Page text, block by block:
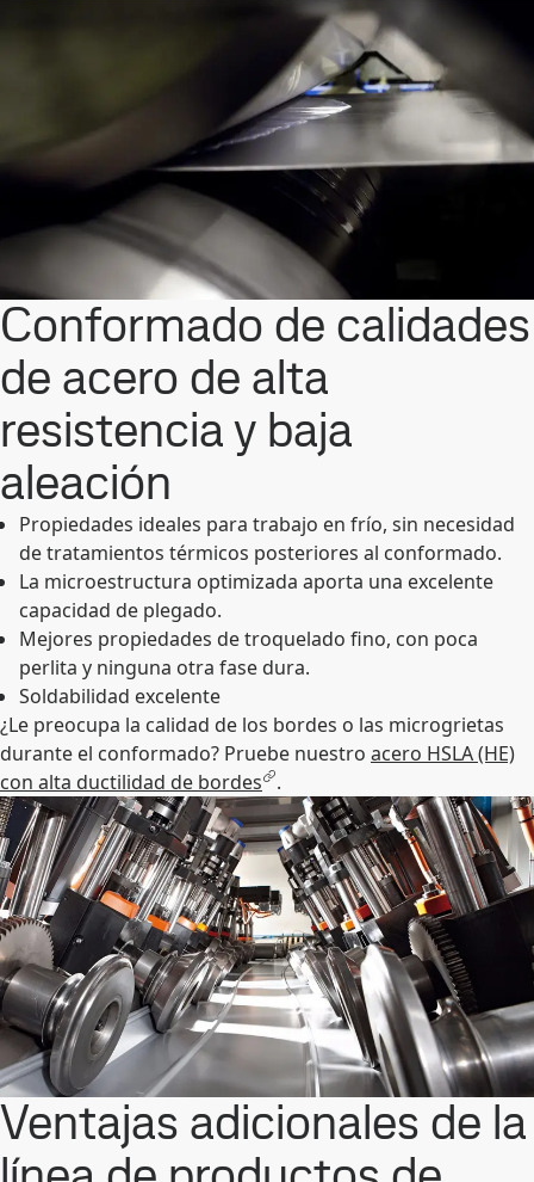
Conformado de calidades
de acero de alta
resistencia y baja
aleación
Propiedades ideales para trabajo en frío, sin necesidad
de tratamientos térmicos posteriores al conformado.
La microestructura optimizada aporta una excelente
capacidad de plegado.
Mejores propiedades de troquelado fino, con poca
perlita y ninguna otra fase dura.
Soldabilidad excelente
¿Le preocupa la calidad de los bordes o las microgrietas
durante el conformado? Pruebe nuestro acero HSLA (HE)
con alta ductilidad de bordes
.
Ventajas adicionales de la